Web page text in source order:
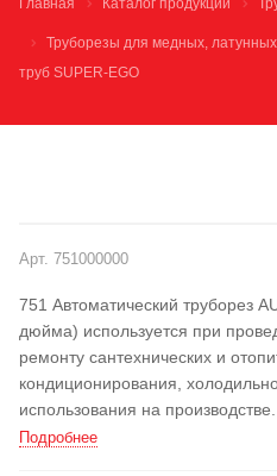
Главная Каталог продукции
Труборезы для медных,
труб SUPER-EGO
Арт. 751000000
751 Автоматический труборез
дюйма) используется при
ремонту сантехнических и
кондиционирования,
использования на производстве.
Подробнее